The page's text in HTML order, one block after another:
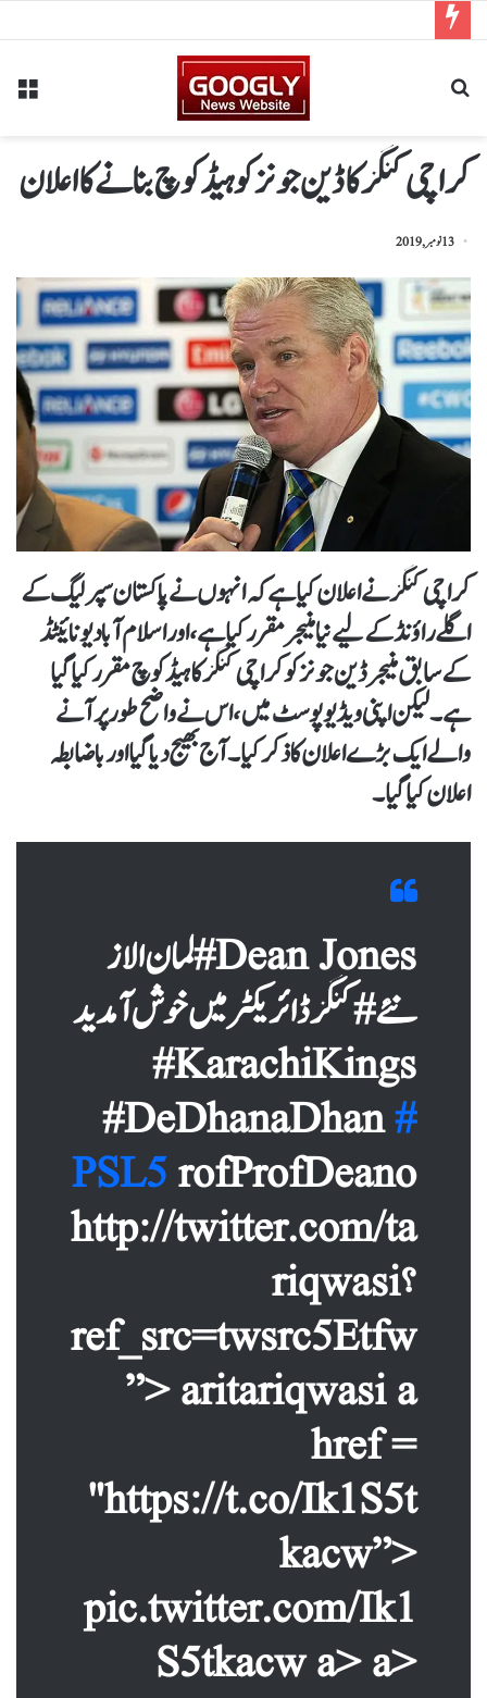
کراچی کنگز کا ڈین جونز کو ہیڈ کوچ بنانے کا اعلان
13 نومبر, 2019
کراچی کنگز نے اعلان کیا ہے کہ انہوں نے پاکستان سپر لیگ کے
اگلے راؤنڈ کے لیے نیا منیجر مقرر کیا ہے ، اور اسلام آباد یونائیٹڈ
کے سابق منیجر ڈین جونز کو کراچی کنگز کا ہیڈ کوچ مقرر کیا گیا
ہے۔ لیکن اپنی ویڈیو پوسٹ میں ، اس نے واضح طور پر آنے
والے ایک بڑے اعلان کا ذکر کیا۔ آج بھیج دیا گیا اور باضابطہ
اعلان کیا گیا۔
لمان الاز #Dean Jones
نئے #کنگز ڈائریکٹر میں خوش آمدید
#KarachiKings
#DeDhanaDhan#
PSL5rofProfDeano
http://twitter.com/ta
riqwasi؟
ref_src=twsrc5Etfw
”> aritariqwasi a
href =
"https://t.co/Ik1S5t
kacw”>
pic.twitter.com/Ik1
S5tkacw a> a>